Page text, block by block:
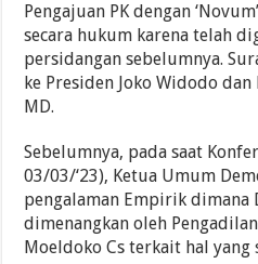
Pengajuan PK dengan
secara hukum karena telah
persidangan sebelumnya.
ke Presiden Joko Widodo
MD.
Sebelumnya, pada saat
03/03/‘23), Ketua Umum
pengalaman Empirik dimana
dimenangkan oleh Pengadilan
Moeldoko Cs terkait hal yang